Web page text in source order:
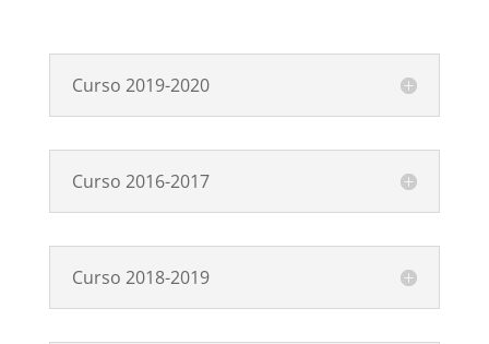
Curso 2019-2020
Curso 2016-2017
Curso 2018-2019